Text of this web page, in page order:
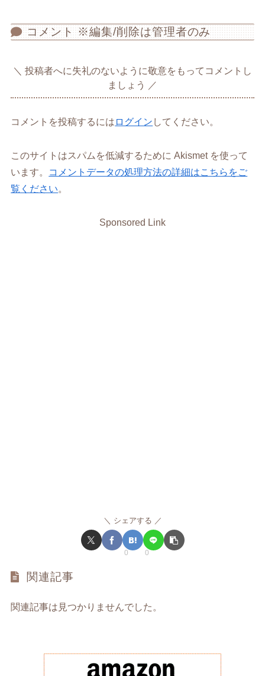
コメント ※編集/削除は管理者のみ
投稿者へに失礼のないように敬意をもってコメントし
ましょう
コメントを投稿するには ログイン してください。
このサイトはスパムを低減するために Akismet を使って
います。
コメントデータの処理方法の詳細はこちらをご
覧ください。
Sponsored Link
シェアする
0 0
関連記事
関連記事は見つかりませんでした。